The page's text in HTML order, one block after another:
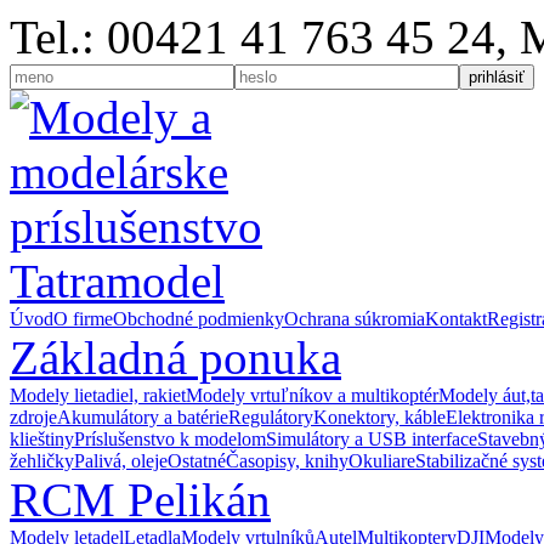
Tel.: 00421 41 763 45 24,
ÚvodO firmeObchodné podmienkyOchrana súkromiaKontakt
Základná ponuka
Modely lietadiel, rakietModely vrtuľníkov a multikoptérModely
zdrojeAkumulátory a batérieRegulátoryKonektory, kábleElektronika
klieštinyPríslušenstvo k modelomSimulátory a USB interface
žehličkyPalivá, olejeOstatnéČasopisy, knihyOkuliareStabilizačné
RCM Pelikán
Modely letadelLetadlaModely vrtulníkůAutelMultikopteryDJI